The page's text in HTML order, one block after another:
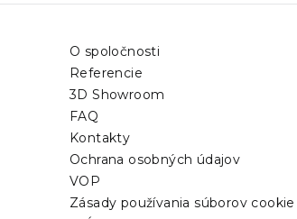
O spoločnosti
Referencie
3D Showroom
FAQ
Kontakty
Ochrana osobných údajov
VOP
Zásady používania súborov cookie